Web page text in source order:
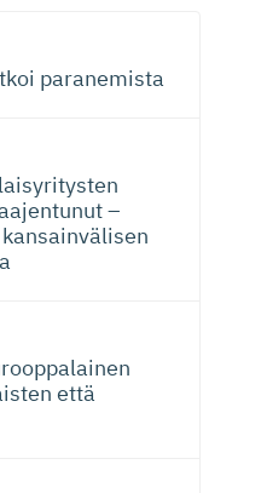
paranemista
–
että